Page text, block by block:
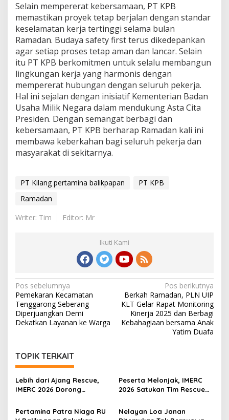
Selain mempererat kebersamaan, PT KPB
memastikan proyek tetap berjalan dengan standar
keselamatan kerja tertinggi selama bulan
Ramadan. Budaya safety first terus dikedepankan
agar setiap proses tetap aman dan lancar. Selain
itu PT KPB berkomitmen untuk selalu membangun
lingkungan kerja yang harmonis dengan
mempererat hubungan dengan seluruh pekerja.
Hal ini sejalan dengan inisiatif Kementerian Badan
Usaha Milik Negara dalam mendukung Asta Cita
Presiden. Dengan semangat berbagi dan
kebersamaan, PT KPB berharap Ramadan kali ini
membawa keberkahan bagi seluruh pekerja dan
masyarakat di sekitarnya.
PT Kilang pertamina balikpapan
PT KPB
Ramadan
Writer: Tim
Editor: Mr
Ikuti Kami
Navigasi
pos
Pos sebelumnya
Pemekaran Kecamatan
Tenggarong Seberang
Diperjuangkan Demi
Dekatkan Layanan ke Warga
Pos berikutnya
Berkah Ramadan, PLN UIP
KLT Gelar Rapat Monitoring
Kinerja 2025 dan Berbagi
Kebahagiaan bersama Anak
Yatim Duafa
TOPIK TERKAIT
Lebih dari Ajang Rescue,
IMERC 2026 Dorong
Kompeten untuk Indonesia
Peserta Melonjak, IMERC
2026 Satukan Tim Rescue
Balikpapan
Pertamina Patra Niaga RU
Nelayan Loa Janan